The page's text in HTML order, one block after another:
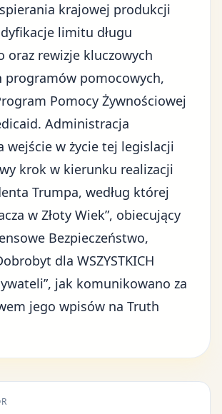
krajowej produkcji
limitu długu
oraz rewizje kluczowych
programów pomocowych,
Pomocy Żywnościowej
Administracja
wejście w życie tej legislacji
krok w kierunku realizacji
Trumpa, według której
w Złoty Wiek”, obiecujący
Bezpieczeństwo,
dla WSZYSTKICH
jak komunikowano za
jego wpisów na Truth